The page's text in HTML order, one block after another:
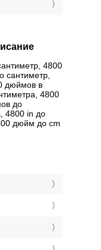
4800
сантиметр,
дюймов в
4800
до
4800 in до
дюйм до cm